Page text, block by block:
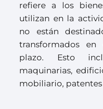
refiere a los
utilizan en la
no están
transformados
plazo. Esto
maquinarias,
mobiliario, patentes